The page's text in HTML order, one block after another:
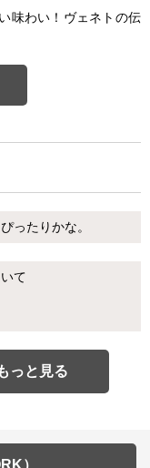
味わい！ヴェネトの伝
ったりかな。
て
っと見る
）